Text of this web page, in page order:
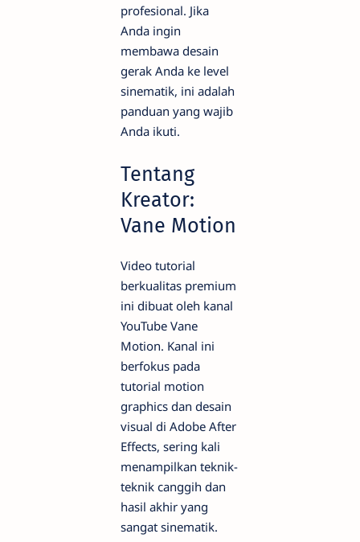
profesional. Jika
Anda ingin
membawa desain
gerak Anda ke level
sinematik, ini adalah
panduan yang wajib
Anda ikuti.
Tentang
Kreator:
Vane Motion
Video tutorial
berkualitas premium
ini dibuat oleh kanal
YouTube Vane
Motion. Kanal ini
berfokus pada
tutorial motion
graphics dan desain
visual di Adobe After
Effects, sering kali
menampilkan teknik-
teknik canggih dan
hasil akhir yang
sangat sinematik.